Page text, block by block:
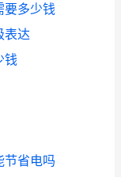
要多少钱
表达
钱
节省电吗